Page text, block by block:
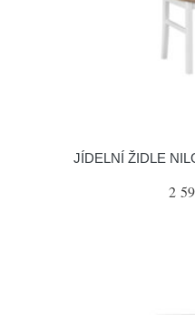
JÍDELNÍ ŽIDLE
2